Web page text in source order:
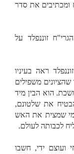
ומכתיבים את סדר
זוננפלד על
ראה בעיניו
משפילים
הוא הבין מיד
את שלטונם,
מי שמצית את האש
לכבותה לעולם.
ועוצם ידי, חשבו